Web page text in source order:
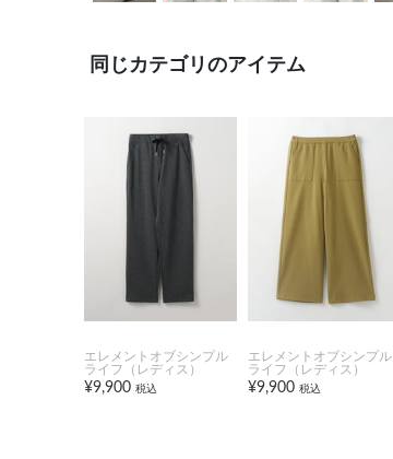
同じカテゴリのアイテム
エレメントオブシンプル
ライフ（レディス）
¥9,900 税込
エレメントオブシンプル
ライフ（レディス）
¥9,900 税込